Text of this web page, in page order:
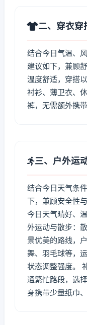
二、穿衣穿
结合今日气温、
建议如下，兼顾
温度舒适，穿搭
衬衫、薄卫衣、
裤，无需额外携
三、户外运
结合今日天气条
下，兼顾安全性与
今日天气晴好、
外运动与散步：
景优美的路线，
舞、羽毛球等，
状态调整强度。
通繁忙路段，选
身携带少量纸巾